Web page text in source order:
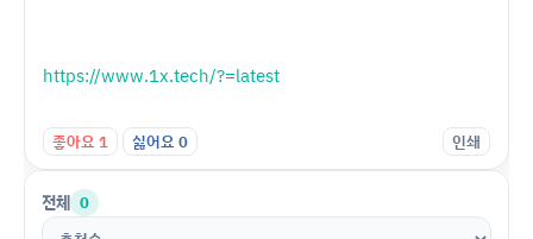
https://www.1x.tech/?=latest
좋아요 1 싫어요 0 인쇄
전체 0